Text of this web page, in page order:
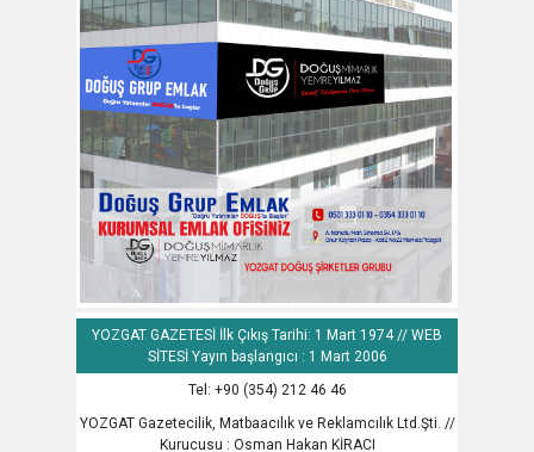
YOZGAT GAZETESİ İlk Çıkış Tarihi: 1 Mart 1974 // WEB
SİTESİ Yayın başlangıcı : 1 Mart 2006
Tel: +90 (354) 212 46 46
YOZGAT Gazetecilik, Matbaacılık ve Reklamcılık Ltd.Şti. //
Kurucusu : Osman Hakan KİRACI